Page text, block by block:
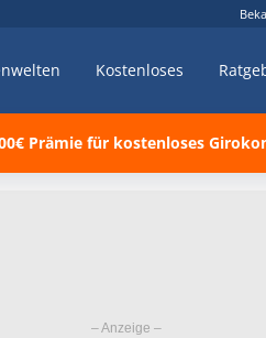
Kostenloses
Prämie für kostenloses